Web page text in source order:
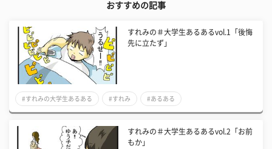
おすすめの記事
すれみの＃大学生あるあるvol.1「後悔
先に立たず」
#すれみの大学生あるある #すれみ #あるある
すれみの＃大学生あるあるvol.2「お前
もか」